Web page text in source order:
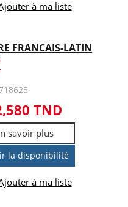
à ma liste
FRANCAIS-LATIN
TND
savoir plus
la disponibilité
à ma liste